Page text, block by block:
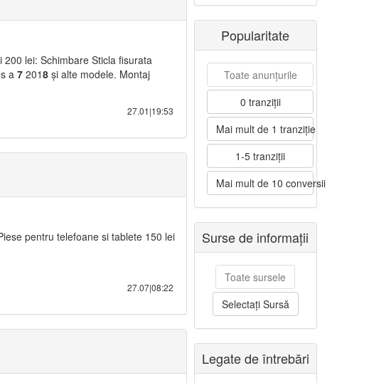
lei: Schimbare Sticla fisurata
a7 2018 și alte modele. Montaj
27.01|19:53
pentru telefoane si tablete 150 lei
27.07|08:22
Popularitate
Toate anunțurile
0 tranziții
Mai mult de 1 tranziție
1-5 tranziții
Mai mult de 10 conversii
Surse de informații
Toate sursele
Selectați Sursă
Legate de întrebări